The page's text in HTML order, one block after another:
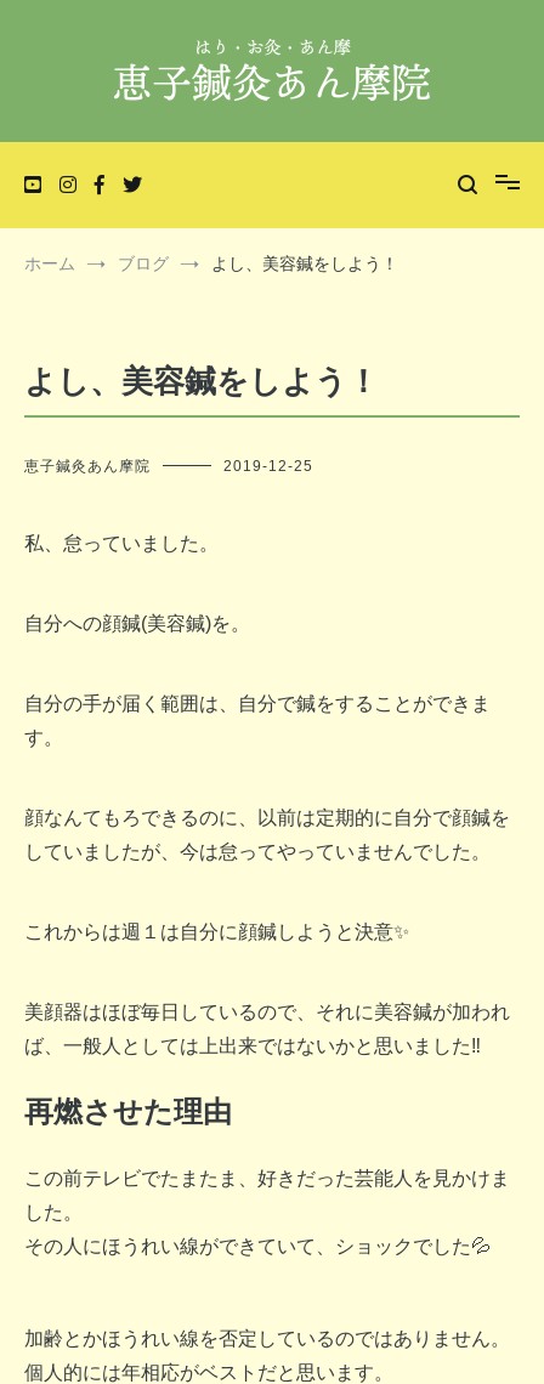
ホーム ブログ よし、美容鍼をしよう！
よし、美容鍼をしよう！
恵子鍼灸あん摩院 2019-12-25
私、怠っていました。
自分への顔鍼(美容鍼)を。
自分の手が届く範囲は、自分で鍼をすることができま
す。
顔なんてもろできるのに、以前は定期的に自分で顔鍼を
していましたが、今は怠ってやっていませんでした。
これからは週１は自分に顔鍼しようと決意✨
美顔器はほぼ毎日しているので、それに美容鍼が加われ
ば、一般人としては上出来ではないかと思いました‼︎
再燃させた理由
この前テレビでたまたま、好きだった芸能人を見かけま
した。
その人にほうれい線ができていて、ショックでした💦
加齢とかほうれい線を否定しているのではありません。
個人的には年相応がベスト だと思います。